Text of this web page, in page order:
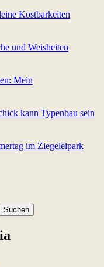
Kostbarkeiten
und Weisheiten
Mein
kann Typenbau sein
im Ziegeleipark